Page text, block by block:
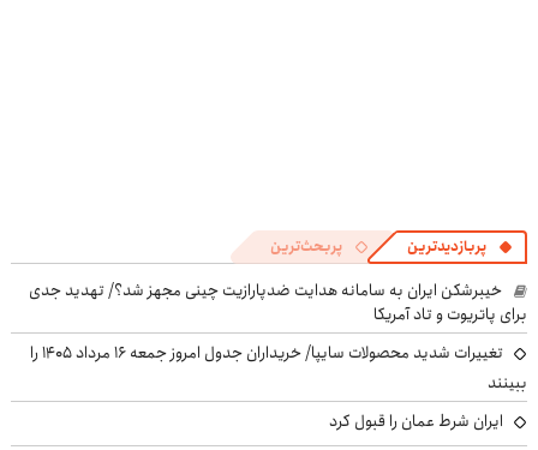
پربازدیدترین پربحث‌ترین
خیبرشکن ایران به سامانه هدایت ضدپارازیت چینی مجهز شد؟/ تهدید جدی
برای پاتریوت و تاد آمریکا
تغییرات شدید محصولات سایپا/ خریداران جدول امروز جمعه ۱۶ مرداد ۱۴۰۵ را
ببینند
ایران شرط عمان را قبول کرد